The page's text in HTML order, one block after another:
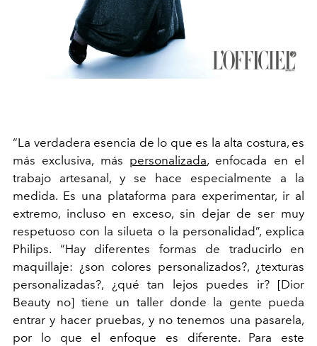
“La verdadera esencia de lo que es la alta costura, es
más exclusiva, más personalizada, enfocada en el
trabajo artesanal, y se hace especialmente a la
medida. Es una plataforma para experimentar, ir al
extremo, incluso en exceso, sin dejar de ser muy
respetuoso con la silueta o la personalidad”, explica
Philips. “Hay diferentes formas de traducirlo en
maquillaje: ¿son colores personalizados?, ¿texturas
personalizadas?, ¿qué tan lejos puedes ir? [Dior
Beauty no] tiene un taller donde la gente pueda
entrar y hacer pruebas, y no tenemos una pasarela,
por lo que el enfoque es diferente. Para este